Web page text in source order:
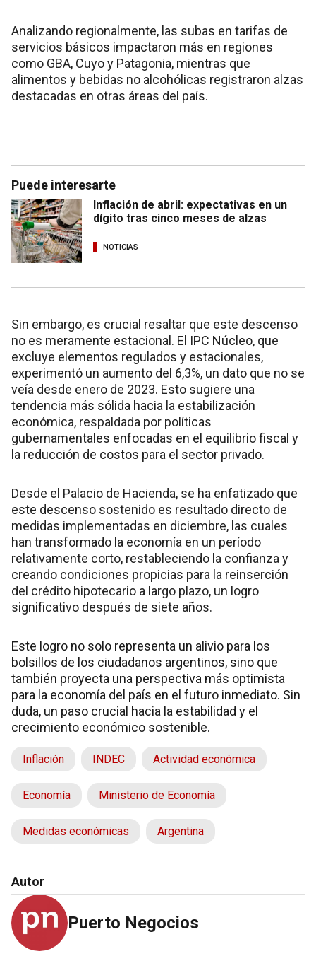
Analizando regionalmente, las subas en tarifas de
servicios básicos impactaron más en regiones
como GBA, Cuyo y Patagonia, mientras que
alimentos y bebidas no alcohólicas registraron alzas
destacadas en otras áreas del país.
Puede interesarte
Inflación de abril: expectativas en un
dígito tras cinco meses de alzas
NOTICIAS
Sin embargo, es crucial resaltar que este descenso
no es meramente estacional. El IPC Núcleo, que
excluye elementos regulados y estacionales,
experimentó un aumento del 6,3%, un dato que no se
veía desde enero de 2023. Esto sugiere una
tendencia más sólida hacia la estabilización
económica, respaldada por políticas
gubernamentales enfocadas en el equilibrio fiscal y
la reducción de costos para el sector privado.
Desde el Palacio de Hacienda, se ha enfatizado que
este descenso sostenido es resultado directo de
medidas implementadas en diciembre, las cuales
han transformado la economía en un período
relativamente corto, restableciendo la confianza y
creando condiciones propicias para la reinserción
del crédito hipotecario a largo plazo, un logro
significativo después de siete años.
Este logro no solo representa un alivio para los
bolsillos de los ciudadanos argentinos, sino que
también proyecta una perspectiva más optimista
para la economía del país en el futuro inmediato. Sin
duda, un paso crucial hacia la estabilidad y el
crecimiento económico sostenible.
Inflación INDEC Actividad económica
Economía Ministerio de Economía
Medidas económicas Argentina
Autor
Puerto Negocios